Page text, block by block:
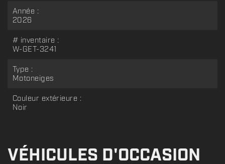
Année :
2026
# inventaire :
W-GET-3241
Type :
Motoneiges
Couleur extérieure :
Noir
VÉHICULES D'OCCASION